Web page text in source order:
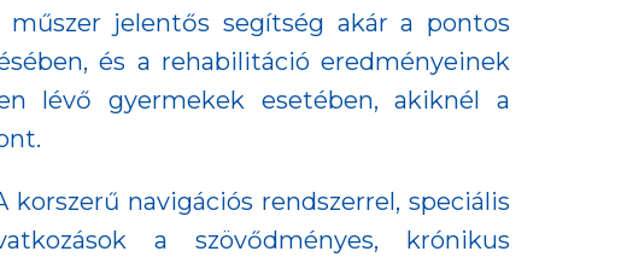
jelentős segítség akár a pontos
és a rehabilitáció eredményeinek
lévő gyermekek esetében, akiknél a
navigációs rendszerrel, speciális
a szövődményes, krónikus